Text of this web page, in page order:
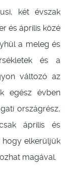
két évszak
és április közé
a meleg és
és a
változó az
egész évben
országrész,
április és
hogy elkerüljük
magával.